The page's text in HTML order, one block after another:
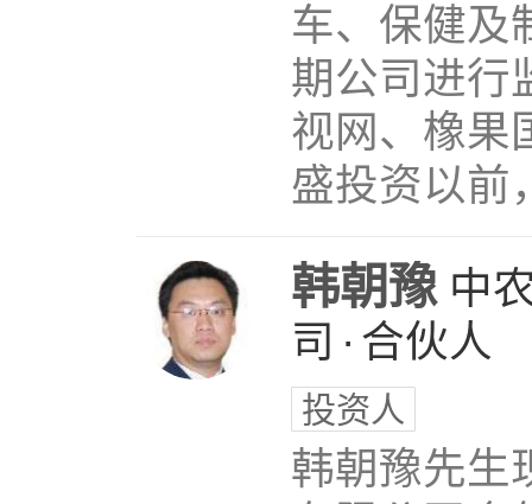
车、保健及
期公司进行
视网、橡果
盛投资以前
韩朝豫 中
司 · 合伙人
投资人
韩朝豫先生